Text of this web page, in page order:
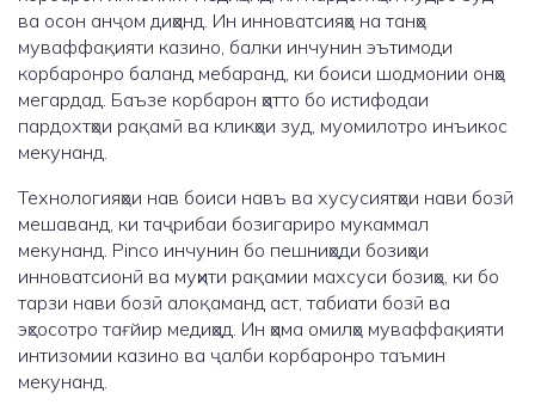
ва осон анҷом диҳанд. Ин инноватсияҳо на танҳо
муваффақияти казино, балки инчунин эътимоди
корбаронро баланд мебаранд, ки боиси шодмонии онҳо
мегардад. Баъзе корбарон ҳатто бо истифодаи
пардохтҳои рақамӣ ва кликҳои зуд, муомилотро инъикос
мекунанд.
Технологияҳои нав боиси навъ ва хусусиятҳои нави бозӣ
мешаванд, ки таҷрибаи бозигариро мукаммал
мекунанд. Pinco инчунин бо пешниҳоди бозиҳои
инноватсионӣ ва муҳити рақамии махсуси бозиҳо, ки бо
тарзи нави бозӣ алоқаманд аст, табиати бозӣ ва
эҳсосотро тағйир медиҳад. Ин ҳама омилҳо муваффақияти
интизомии казино ва ҷалби корбаронро таъмин
мекунанд.